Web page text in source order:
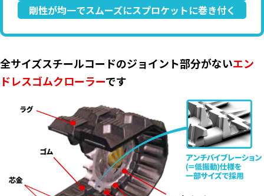
剛性が均一でスムーズにスプロケットに巻き付く
全サイズスチールコードのジョイント部分がないエン
ドレスゴムクローラーです